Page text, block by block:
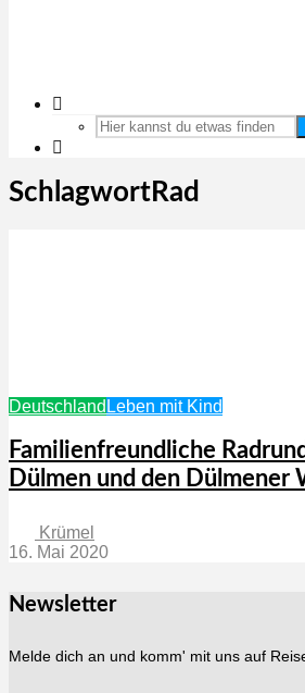
SchlagwortRad
Deutschland Leben mit Kind
Familienfreundliche
Dülmen und den Dülmener
Krümel
16. Mai 2020
Newsletter
Melde dich an und komm' mit uns auf